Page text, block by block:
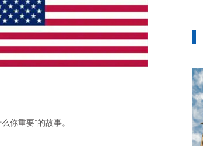
你重要”的故事。